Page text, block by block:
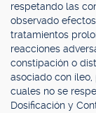
respetando las
observado
tratamientos
reacciones
constipación o
asociado con
cuales no se
Dosificación y